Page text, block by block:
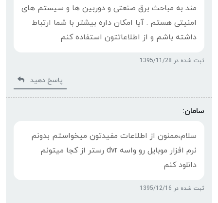
مند به مباحث برق صنعتی و دوربین ها و سیستم های
امنیتی هستم . آیا امکان داره بیشتر با شما ارتباط
داشته باشم و از اطلاعاتتون استفاده کنم
ثبت شده در 1395/11/28
پاسخ دهید
سامان:
سلام،ممنون از اطلاعات مفیدتون میخواستم بدونم
نرم افزار موبایل رو واسه dvr رستر از کجا میتونم
دانلود کنم
ثبت شده در 1395/12/16